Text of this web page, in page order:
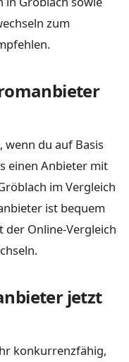
zum
wenn du auf Basis
einen Anbieter mit
im Vergleich
ist bequem
der Online-Vergleich
jetzt
konkurrenzfähig,